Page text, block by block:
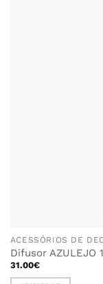
ACESSÓRIOS DE
Difusor AZULEJO
31.00€